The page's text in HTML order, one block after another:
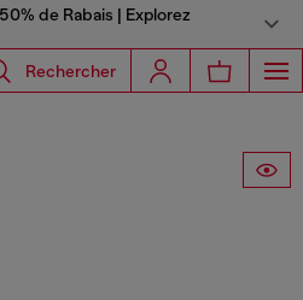
de Rabais | Explorez
Rechercher